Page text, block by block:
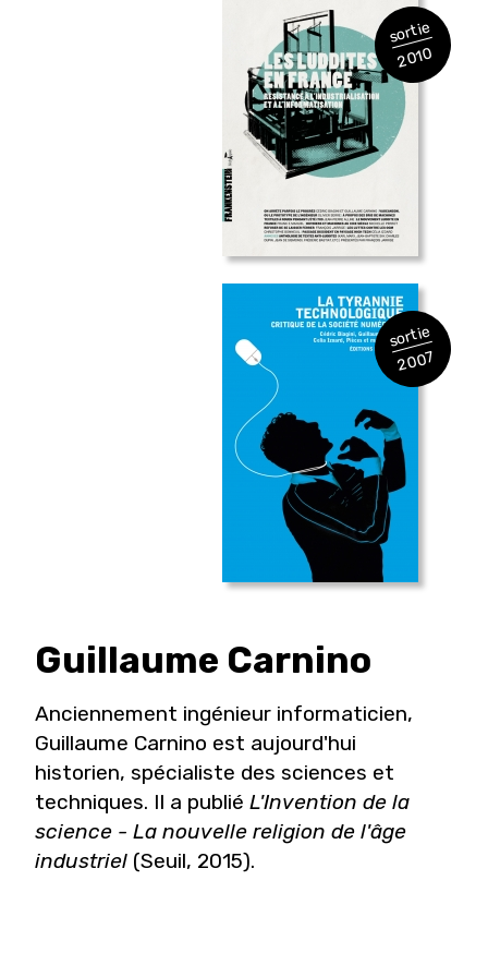
sortie
2010
sortie
2007
Guillaume Carnino
Anciennement ingénieur informaticien,
Guillaume Carnino est aujourd'hui
historien, spécialiste des sciences et
techniques. Il a publié L'Invention de la
science - La nouvelle religion de l'âge
industriel (Seuil, 2015).